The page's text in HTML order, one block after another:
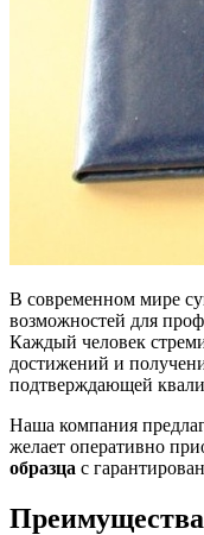
В современном мире
возможностей для
Каждый человек
достижений и
подтверждающей
Наша компания
желает оперативно
образца с